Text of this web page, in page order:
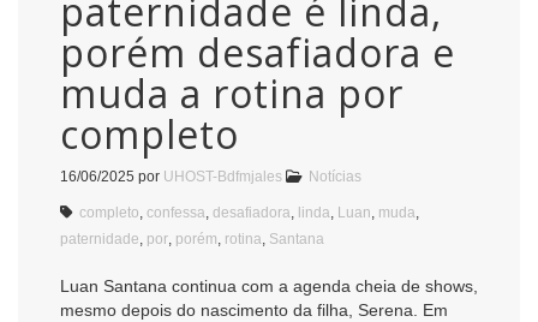
paternidade é linda,
porém desafiadora e
muda a rotina por
completo
16/06/2025 por UHOST-Bdfmjales Notícias
completo confessa desafiadora linda Luan muda
paternidade por porém rotina Santana
Luan Santana continua com a agenda cheia de shows,
mesmo depois do nascimento da filha, Serena. Em